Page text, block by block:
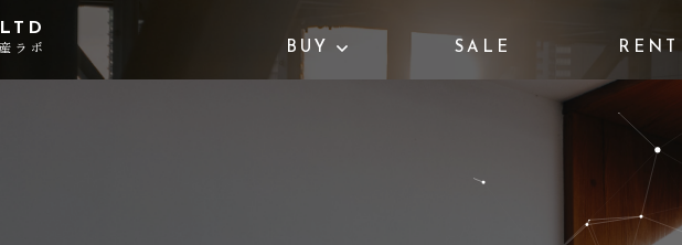
ラボ BUY SALE RENT